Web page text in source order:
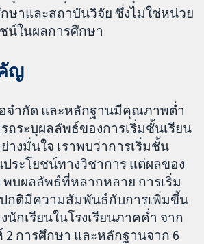
ษาและสถาบันวิจัย ซึ่งไม่ใช่หน่วย
น์ในผลการศึกษา
ญ
จำกัด และหลักฐานมีคุณภาพต่ำ
ถระบุผลลัพธ์ของการเริ่มชั้นเรียน
างมั่นใจ เราพบว่าการเริ่มชั้น
ประโยชน์ทางวิชาการ แต่ผลของ
พบผลลัพธ์ที่หลากหลาย การเริ่ม
กติมีความสัมพันธ์กับการเพิ่มขึ้น
นักเรียนในโรงเรียนภาคค่ำ จาก
2 การศึกษา และหลักฐานจาก 6